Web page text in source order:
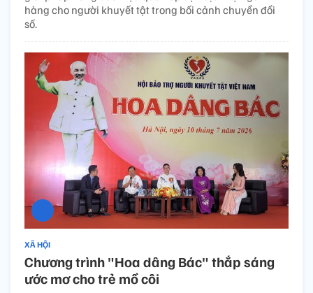
hàng cho người khuyết tật trong bối cảnh chuyển đổi
số.
XÃ HỘI
Chương trình "Hoa dâng Bác" thắp sáng
ước mơ cho trẻ mồ côi